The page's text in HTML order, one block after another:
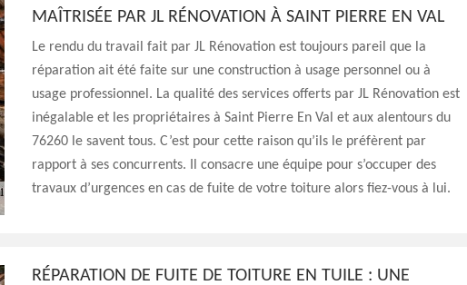
MAÎTRISÉE PAR JL RÉNOVATION À SAINT PIERRE EN VAL
Le rendu du travail fait par JL Rénovation est toujours pareil que la
réparation ait été faite sur une construction à usage personnel ou à
usage professionnel. La qualité des services offerts par JL Rénovation est
inégalable et les propriétaires à Saint Pierre En Val et aux alentours du
76260 le savent tous. C’est pour cette raison qu’ils le préfèrent par
rapport à ses concurrents. Il consacre une équipe pour s’occuper des
travaux d’urgences en cas de fuite de votre toiture alors fiez-vous à lui.
RÉPARATION DE FUITE DE TOITURE EN TUILE : UNE